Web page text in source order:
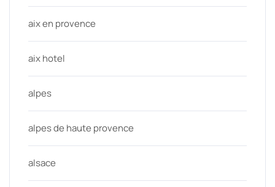
aix en provence
aix hotel
alpes
alpes de haute provence
alsace